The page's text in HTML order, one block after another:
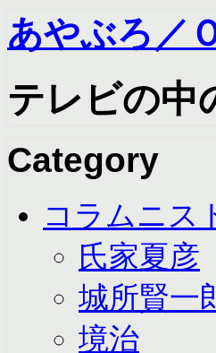
あやぶろ／
テレビの中
Category
コラムニス
氏家夏彦
城所賢一
境治